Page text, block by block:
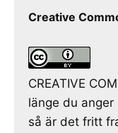
Creative
CREATIVE
länge du
så är det fritt